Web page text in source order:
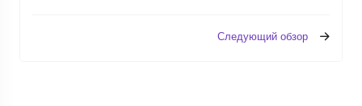
Следующий обзор